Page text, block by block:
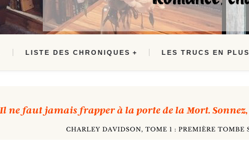
LISTE DES CHRONIQUES LES TRUCS EN PLUS